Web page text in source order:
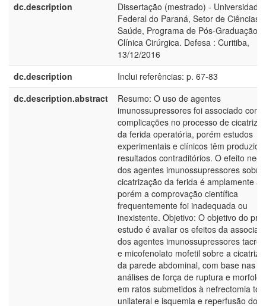
dc.description
Dissertação (mestrado) - Universidade
Federal do Paraná, Setor de Ciências
Saúde, Programa de Pós-Graduação
Clínica Cirúrgica. Defesa : Curitiba,
13/12/2016
dc.description
Inclui referências: p. 67-83
dc.description.abstract
Resumo: O uso de agentes
imunossupressores foi associado com
complicações no processo de
da ferida operatória, porém estudos
experimentais e clínicos têm
resultados contraditórios. O efeito
dos agentes imunossupressores sobre
cicatrização da ferida é amplamente
porém a comprovação científica
frequentemente foi inadequada ou
inexistente. Objetivo: O objetivo do
estudo é avaliar os efeitos da
dos agentes imunossupressores
e micofenolato mofetil sobre a
da parede abdominal, com base nas
análises de força de ruptura e
em ratos submetidos à nefrectomia
unilateral e isquemia e reperfusão do